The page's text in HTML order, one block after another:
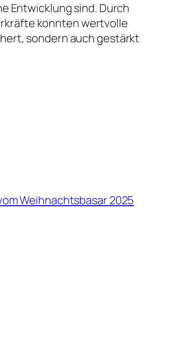
Entwicklung sind. Durch
konnten wertvolle
sondern auch gestärkt
Weihnachtsbasar 2025